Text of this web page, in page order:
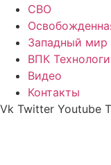
СВО
Западный мир
ВПК
Видео
Контакты
Vk Twitter Youtube